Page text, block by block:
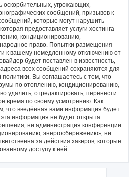
угрожающих,
сообщений, призывов к
которые могут нарушить
предоставляет услуги хостинга
кондиционированию,
право. Попытки размещения
к вашему немедленному отключению от
будет поставлен в известность,
всех сообщений сохраняются для
Вы соглашаетесь с тем, что
по отоплению, кондиционированию,
удалить, отредактировать, перенести
время по своему усмотрению. Как
что введённая вами информация будет
информация не будет открыта
ни администрация конференции
энергосбережению», ни
за действия хакеров, которые
доступу к ней.